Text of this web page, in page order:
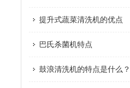
提升式蔬菜清洗机的优点
巴氏杀菌机特点
鼓浪清洗机的特点是什么？